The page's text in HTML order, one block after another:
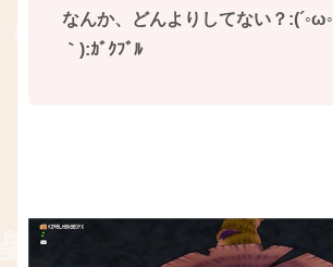
なんか、どんよりしてない？:(´◦ω◦
｀):ｶﾞｸﾌﾞﾙ